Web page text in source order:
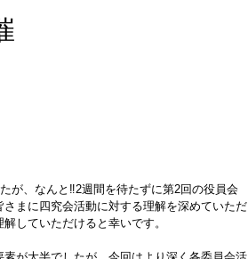
が、なんと‼︎2週間を待たずに第2回の役員会
まに四究会活動に対する理解を深めていただ
していただけると幸いです。